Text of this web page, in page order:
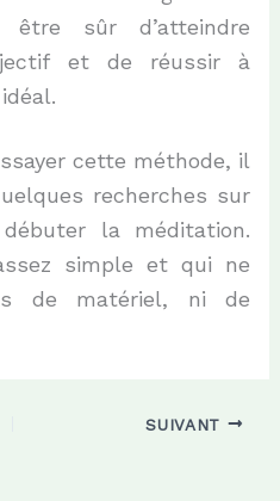
être sûr d’atteindre
et de réussir à
cette méthode, il
recherches sur
la méditation.
simple et qui ne
de matériel, ni de
SUIVANT